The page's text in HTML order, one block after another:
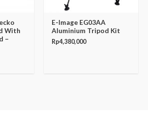
With
–
E-Image EG03AA
Aluminium Tripod Kit
Rp4,380,000